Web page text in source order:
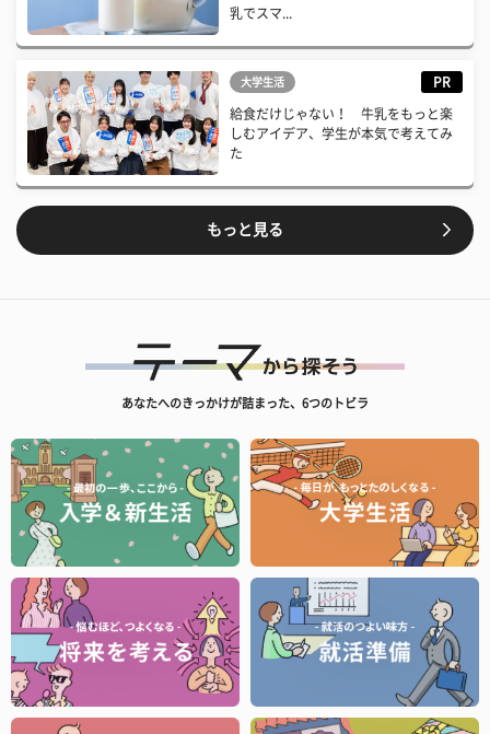
乳でスマ...
大学生活 PR
給食だけじゃない！ 牛乳をもっと楽
しむアイデア、学生が本気で考えてみ
た
もっと見る
あなたへのきっかけが詰まった、6つのトビラ